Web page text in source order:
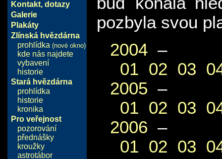
Kontakt, dotazy
Galerie
Plakáty
Zlínská hvězdárna
prohlídka (nové okno)
kde nás najdete
vybavení
historie
Stará hvězdárna
prohlídka
historie
kronika
Pro veřejnost
pozorování
přednášky
kroužky
astrotábor
pozbyla svou
2004 –
01 02 03
2005 –
01 02 03
2006 –
01 02 03